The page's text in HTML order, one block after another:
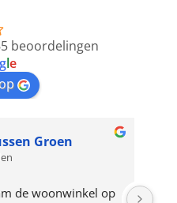
beoordelingen
gle
Groen
de woonwinkel op